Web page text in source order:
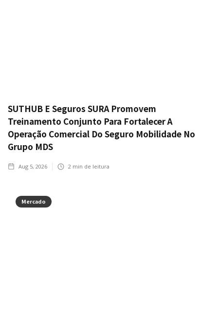
SUTHUB E Seguros SURA Promovem
Treinamento Conjunto Para Fortalecer A
Operação Comercial Do Seguro Mobilidade No
Grupo MDS
Aug 5, 2026 2 min de leitura
Mercado